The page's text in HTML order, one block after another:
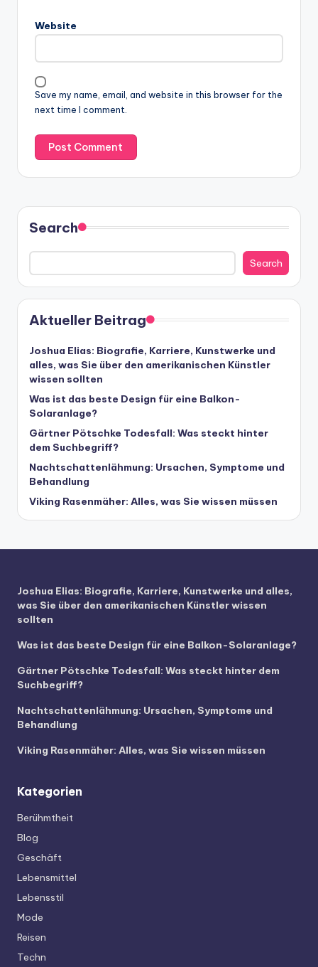
Website
Save my name, email, and website in this browser for the
next time I comment.
Search
Search
Aktueller Beitrag
Joshua Elias: Biografie, Karriere, Kunstwerke und
alles, was Sie über den amerikanischen Künstler
wissen sollten
Was ist das beste Design für eine Balkon-
Solaranlage?
Gärtner Pötschke Todesfall: Was steckt hinter
dem Suchbegriff?
Nachtschattenlähmung: Ursachen, Symptome und
Behandlung
Viking Rasenmäher: Alles, was Sie wissen müssen
Joshua Elias: Biografie, Karriere, Kunstwerke und alles,
was Sie über den amerikanischen Künstler wissen
sollten
Was ist das beste Design für eine Balkon-Solaranlage?
Gärtner Pötschke Todesfall: Was steckt hinter dem
Suchbegriff?
Nachtschattenlähmung: Ursachen, Symptome und
Behandlung
Viking Rasenmäher: Alles, was Sie wissen müssen
Kategorien
Berühmtheit
Blog
Geschäft
Lebensmittel
Lebensstil
Mode
Reisen
Techn